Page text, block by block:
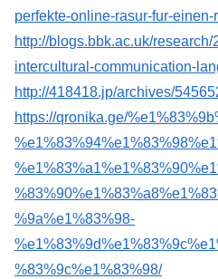
perfekte-online-rasur-fur-
http://blogs.bbk.ac.uk/
intercultural-communication-
http://418418.jp/archives/
https://qronika.ge/
%9a%e1%83%98-
%83%9c%e1%83%98/